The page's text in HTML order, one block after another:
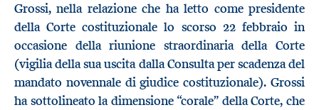
Grossi, nella relazione che ha letto come presidente
della Corte costituzionale lo scorso 22 febbraio in
occasione della riunione straordinaria della Corte
(vigilia della sua uscita dalla Consulta per scadenza del
mandato novennale di giudice costituzionale). Grossi
ha sottolineato la dimensione “corale” della Corte, che